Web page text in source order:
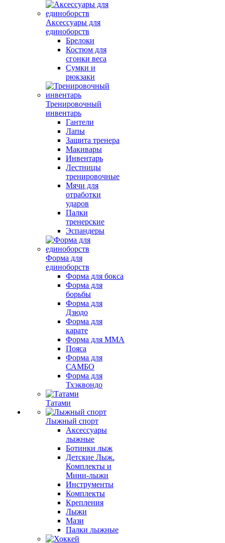
Аксессуары для
единоборств
Брелоки
Костюм для
сгонки веса
Сумки и
рюкзаки
Тренировочный
инвентарь
Гантели
Лапы
Защита тренера
Макивары
Инвентарь
Лестницы
тренировочные
Мячи для
отработки
ударов
Палки
тренерские
Эспандеры
Форма для
единоборств
Форма для бокса
Форма для
борьбы
Форма для
Дзюдо
Форма для
карате
Форма для MMA
Пояса
Форма для
САМБО
Форма для
Тхэквондо
Татами
Лыжный спорт
Аксессуары
лыжные
Ботинки лыж
Детские Лыж.
Комплекты и
Мини-лыжи
Инструменты
Комплекты
Крепления
Лыжи
Мази
Палки лыжные